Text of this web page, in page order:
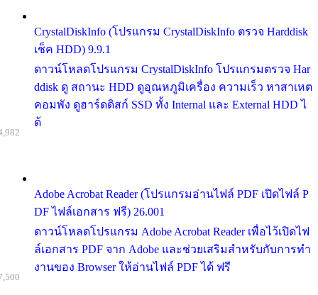
CrystalDiskInfo (โปรแกรม CrystalDiskInfo ตรวจ Harddisk
เช็ค HDD) 9.9.1
ดาวน์โหลดโปรแกรม CrystalDiskInfo โปรแกรมตรวจ Har
ddisk ดู สถานะ HDD ดูอุณหภูมิเครื่อง ความเร็ว หาสาเหต
คอมพัง ดูฮาร์ดดิสก์ SSD ทั้ง Internal และ External HDD ไ
ด้
Adobe Acrobat Reader (โปรแกรมอ่านไฟล์ PDF เปิดไฟล์ P
DF ไฟล์เอกสาร ฟรี) 26.001
ดาวน์โหลดโปรแกรม Adobe Acrobat Reader เพื่อไว้เปิดไฟ
ล์เอกสาร PDF จาก Adobe และช่วยเสริมสำหรับกับการทำ
งานของ Browser ให้อ่านไฟล์ PDF ได้ ฟรี